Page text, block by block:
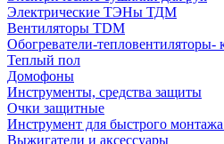
Электрические ТЭНы ТДМ
Вентиляторы TDM
Обогреватели-тепловентиляторы-
Теплый пол
Домофоны
Инструменты, средства защиты
Очки защитные
Инструмент для быстрого
Выжигатели и аксессуары